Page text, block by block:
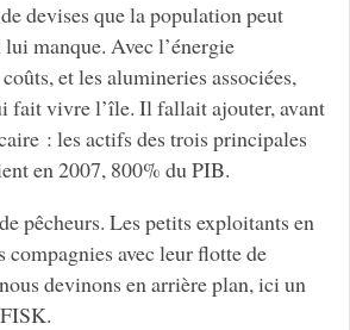
devises que la population peut
manque. Avec l’énergie
et les alumineries associées,
fait vivre l’île. Il fallait ajouter, avant
: les actifs des trois principales
en 2007, 800% du PIB.
pêcheurs. Les petits exploitants en
compagnies avec leur flotte de
devinons en arrière plan, ici un